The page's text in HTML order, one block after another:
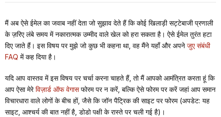
मैं अब ऐसे ईमेल का जवाब नहीं देता जो सुझाव देते हैं कि कोई खिलाड़ी सट्टेबाजी प्रणाली
के ज़रिए लंबे समय में नकारात्मक उम्मीद वाले खेल को हरा सकता है। ऐसे ईमेल तुरंत हटा
दिए जाते हैं। इस विषय पर मुझे जो कुछ भी कहना था, वह मैंने यहाँ और अपने जुए संबंधी
FAQ में कह दिया है।
यदि आप वास्तव में इस विषय पर चर्चा करना चाहते हैं, तो मैं आपको आमंत्रित करता हूं कि
आप ऐसा मेरेविज़ार्ड ऑफ वेगासफोरम परन करें, बल्कि ऐसे फोरम पर करें जहां आप समान
विचारधारा वाले लोगों के बीच हों, जैसे कि जॉन पैट्रिक की साइट पर फोरम (अपडेट: यह
साइट, आश्चर्य की बात नहीं है, डोडो पक्षी के रास्ते पर चली गई है)।